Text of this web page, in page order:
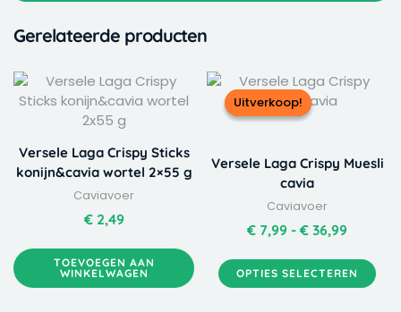
Gerelateerde producten
Versele Laga Crispy Sticks
konijn&cavia wortel 2×55 g
Caviavoer
€2,49
TOEVOEGEN AAN
WINKELWAGEN
Uitverkoop!
Uitverkoop!
Versele Laga Crispy Muesli
cavia
Caviavoer
€ 7,99 - € 36,99
OPTIES SELECTEREN
Dit
product
heeft
variaties.
Deze
gekozen
worden
op